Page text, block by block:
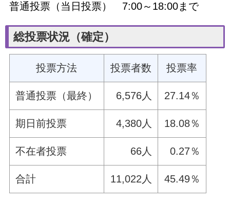
普通投票（当日投票） 7:00～18:00まで
総投票状況（確定）
投票方法 投票者数 投票率
普通投票（最終） 6,576人 27.14％
期日前投票 4,380人 18.08％
不在者投票 66人 0.27％
合計 11,022人 45.49％